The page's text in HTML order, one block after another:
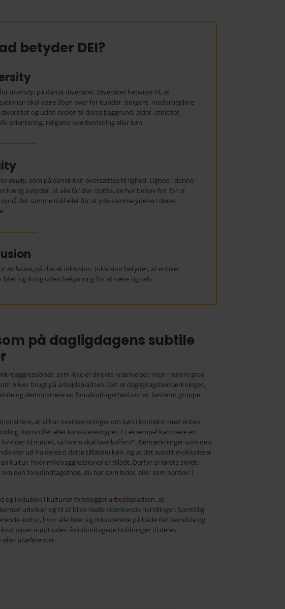
betyder DEI?
diversity, på dansk diversitet. Diversitet henviser til, at
skal være åben over for kunder, borgere, medarbejdere
og uden skelen til deres baggrund, alder, etnicitet,
orientering, religiøse overbevisning eller køn.
equity, som på dansk kan oversættes til lighed. Lighed i denne
betyder, at alle får den støtte, de har behov for, for at
det samme mål eller for at yde samme ydelse i deres
inclusion, på dansk inklusion. Inklusion betyder, at enhver
føler sig fri og uden bekymring for at være sig selv.
på dagligdagens subtile
som ikke er direkte krænkelser, men i højere grad
bliver brugt på arbejdspladsen. Det er dagligdagsbemærkninger,
og demonstrere en forudindtagethed om en bestemt gruppe
at vi har overbevisninger om køn i kontekst med enten
kønsroller eller kønsstereotyper. Et eksempel kan være en
kvinder til mødet, så hvem skal lave kaffen?”. Bemærkninger som den
ud fra deres (i dette tilfælde) køn, og at det subtilt ekskluderer
kultur, hvor mikroaggressioner er tilladt. Derfor er første skridt i
den forudindtagethed, du har som leder, eller som hersker i
og inklusion i kulturen forebygger arbejdspladsen, at
udvikler sig til at blive reelle krænkende handlinger. Samtidig
kultur, hvor alle føler sig inkluderede på både det bevidste og
bliver mødt uden forudindtagede holdninger til deres
eller præferencer.